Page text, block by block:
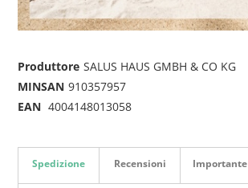
Produttore SALUS HAUS GMBH & CO KG
MINSAN 910357957
EAN 4004148013058
Spedizione Recensioni Importante